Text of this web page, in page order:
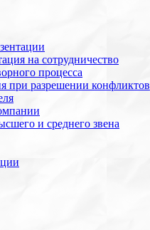
на сотрудничество
процесса
при разрешении конфликтов
и среднего звена